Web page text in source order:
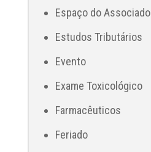
Espaço do Associado
Estudos Tributários
Evento
Exame Toxicológico
Farmacêuticos
Feriado